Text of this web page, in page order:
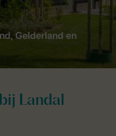
Gelderland en